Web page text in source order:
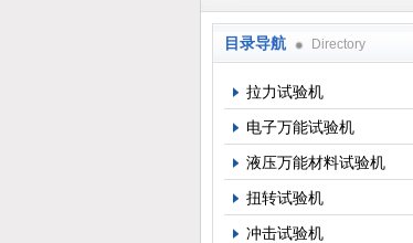
目录导航 Directory
拉力试验机
电子万能试验机
液压万能材料试验机
扭转试验机
冲击试验机